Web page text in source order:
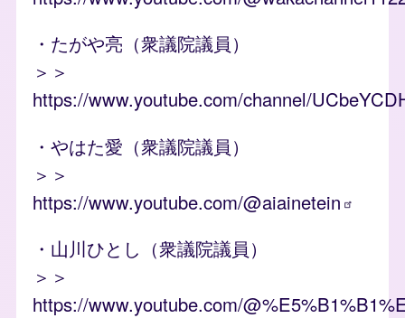
・たがや亮（衆議院議員）
＞＞
https://www.youtube.com/channel/
・やはた愛（衆議院議員）
＞＞
https://www.youtube.com/@aiainetein
・山川ひとし（衆議院議員）
＞＞
https://www.youtube.com/